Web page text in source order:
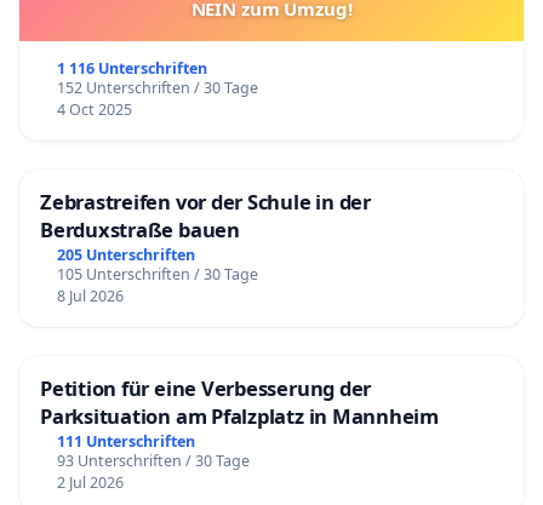
NEIN zum Umzug!
1 116 Unterschriften
152 Unterschriften / 30 Tage
4 Oct 2025
Zebrastreifen vor der Schule in der
Berduxstraße bauen
205 Unterschriften
105 Unterschriften / 30 Tage
8 Jul 2026
Petition für eine Verbesserung der
Parksituation am Pfalzplatz in Mannheim
111 Unterschriften
93 Unterschriften / 30 Tage
2 Jul 2026